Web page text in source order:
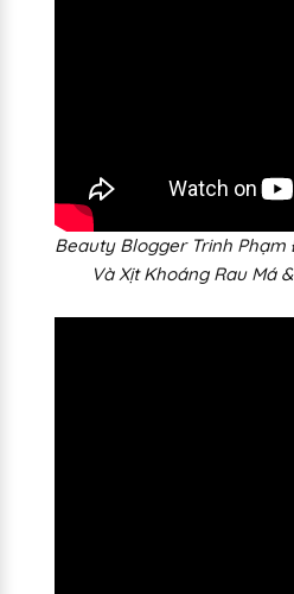
Beauty Blogger Trinh Phạm
Và Xịt Khoáng Rau Má